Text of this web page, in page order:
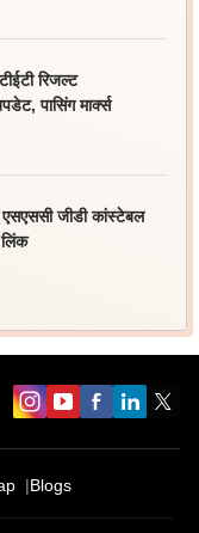
रिजल्ट
पासिंग मार्क्स
जीडी कांस्टेबल
Blogs